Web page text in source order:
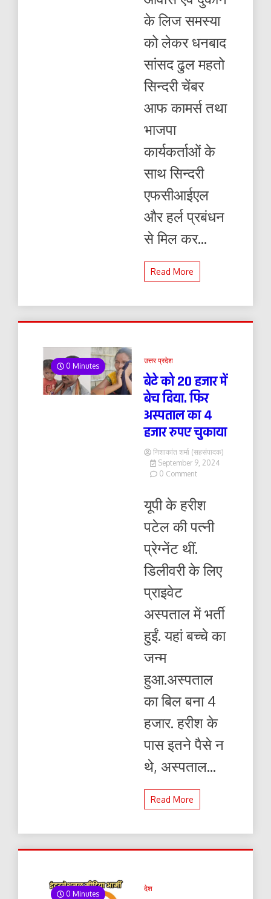
समाधान
के लिज समस्या
को लेकर धनबाद
सांसद ढुल महतो
सिन्दरी चेंबर
आफ कामर्स तथा
भाजपा
कार्यकर्ताओं के
साथ सिन्दरी
एफसीआईएल
और हर्ल प्रबंधन
से मिल कर...
Read More
0 Minutes
उत्तर प्रदेश
बेटे को 20 हजार में
बेच दिया. फिर
अस्पताल का 4
हजार रुपए चुकाया
निशाकांत शर्मा (सहसंपादक)
September 9, 2024
0 Commenton
20
में
अस्पताल
हजार
रुपए
चुकाया
यूपी के हरीश
पटेल की पत्नी
प्रेग्नेंट थीं.
डिलीवरी के लिए
प्राइवेट
अस्पताल में भर्ती
हुईं. यहां बच्चे का
जन्म
हुआ.अस्पताल
का बिल बना 4
हजार. हरीश के
पास इतने पैसे न
थे, अस्पताल...
Read More
0 Minutes
देश